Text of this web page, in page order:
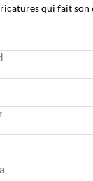
qui fait